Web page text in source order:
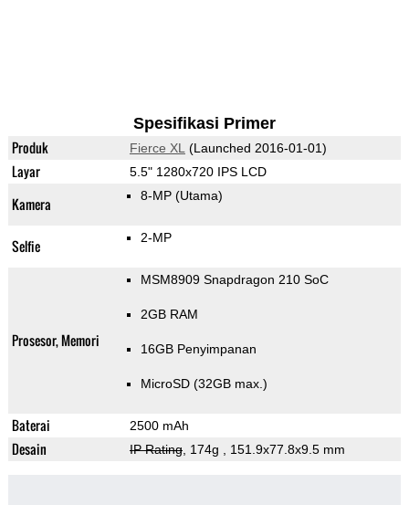
Spesifikasi Primer
Produk Fierce XL (Launched 2016-01-01)
Layar 5.5" 1280x720 IPS LCD
Kamera 8-MP (Utama)
Selfie 2-MP
Prosesor, Memori
MSM8909 Snapdragon 210 SoC
2GB RAM
16GB Penyimpanan
MicroSD (32GB max.)
Baterai 2500 mAh
Desain IP Rating, 174g , 151.9x77.8x9.5 mm